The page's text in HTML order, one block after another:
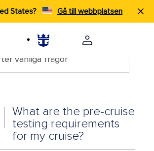
States? Gå till webbplatsen
vanliga frågor
What are the pre-cruise
testing requirements
for my cruise?